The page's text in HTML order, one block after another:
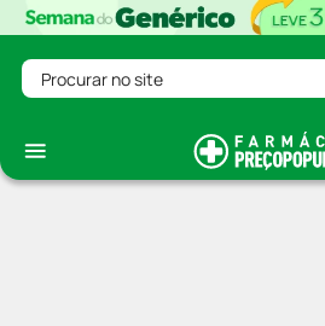
Procurar no site